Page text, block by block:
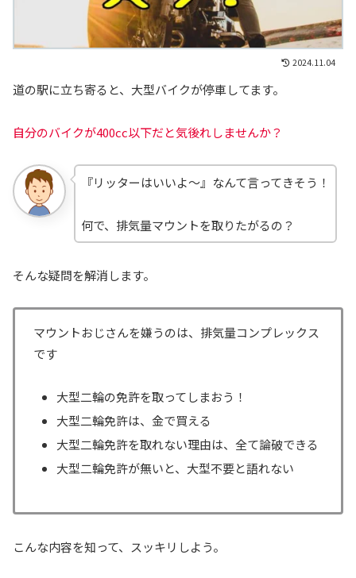
2024.11.04
道の駅に立ち寄ると、大型バイクが停車してます。
自分のバイクが400cc以下だと気後れしませんか？
『リッターはいいよ～』なんて言ってきそう！
何で、排気量マウントを取りたがるの？
そんな疑問を解消します。
マウントおじさんを嫌うのは、排気量コンプレックス
です
大型二輪の免許を取ってしまおう！
大型二輪免許は、金で買える
大型二輪免許を取れない理由は、全て論破できる
大型二輪免許が無いと、大型不要と語れない
こんな内容を知って、スッキリしよう。